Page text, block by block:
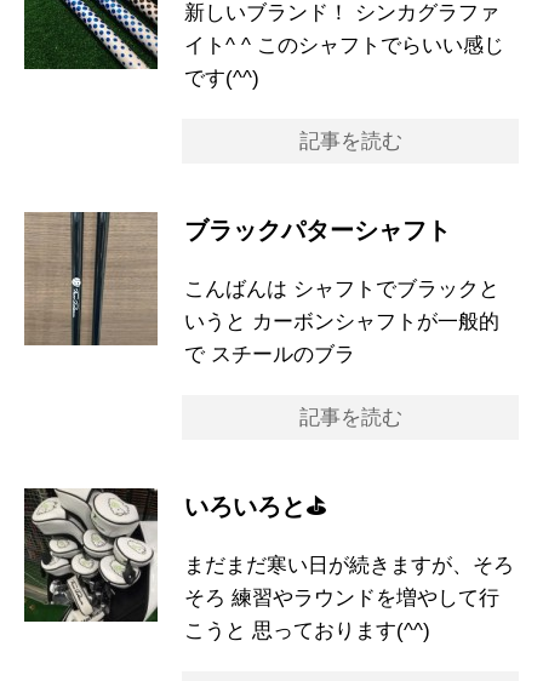
新しいブランド！ シンカグラファ
イト^ ^ このシャフトでらいい感じ
です(^^)
記事を読む
ブラックパターシャフト
こんばんは シャフトでブラックと
いうと カーボンシャフトが一般的
で スチールのブラ
記事を読む
いろいろと⛳️
まだまだ寒い日が続きますが、そろ
そろ 練習やラウンドを増やして行
こうと 思っております(^^)